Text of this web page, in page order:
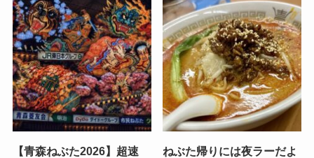
【青森ねぶた2026】超速
ねぶた帰りには夜ラーだよ